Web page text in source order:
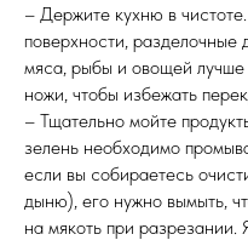
– Держите кухню в
поверхности,
мяса, рыбы и овощей лучше
ножи, чтобы избежать
– Тщательно мойте
зелень необходимо
если вы собираетесь
дыню), его нужно вымыть,
на мякоть при